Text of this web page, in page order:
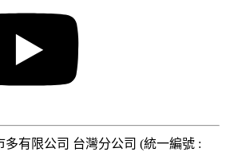
多有限公司 台灣分公司 (統一編號 :